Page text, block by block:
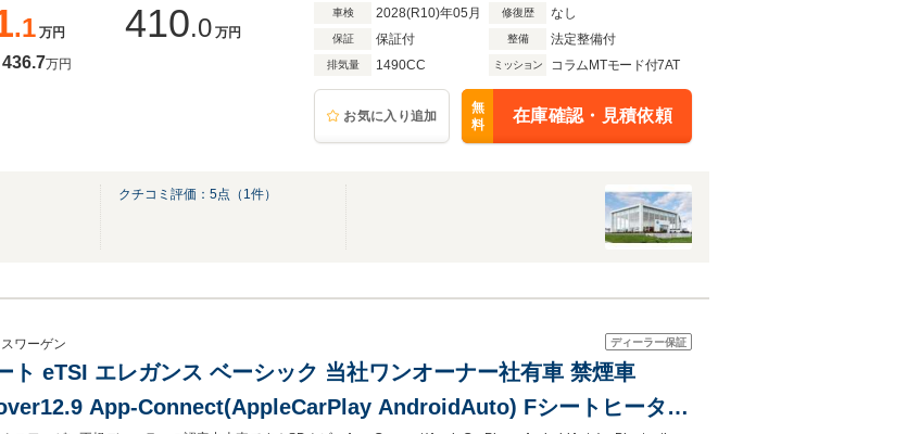
.1 万円 410.0 万円
436.7万円
車検 2028(R10)年05月 修復歴 なし
保証 保証付 整備 法定整備付
排気量 1490CC ミッション コラムMTモード付7AT
お気に入り追加
無
料
在庫確認・見積依頼
クチコミ評価： 5点（ 1件）
ディーラー保証
ワーゲン
ト eTSI エレガンス ベーシック 当社ワンオーナー社有車 禁煙車
App-Connect(AppleCarPlay AndroidAuto) Fシートヒーター